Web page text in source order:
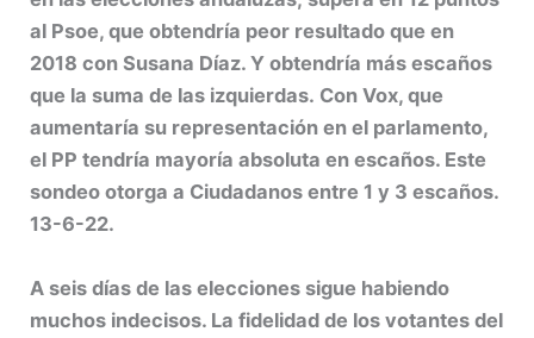
al Psoe, que obtendría peor resultado que en
2018 con Susana Díaz. Y obtendría más escaños
que la suma de las izquierdas. Con Vox, que
aumentaría su representación en el parlamento,
el PP tendría mayoría absoluta en escaños. Este
sondeo otorga a Ciudadanos entre 1 y 3 escaños.
13-6-22.
A seis días de las elecciones sigue habiendo
muchos indecisos. La fidelidad de los votantes del